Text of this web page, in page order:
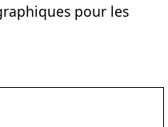
pour les